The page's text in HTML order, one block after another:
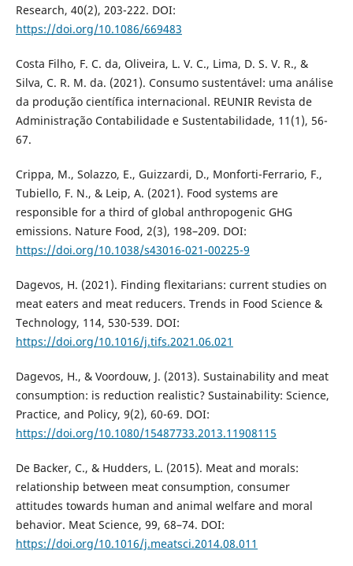
Research, 40(2), 203-222. DOI:
https://doi.org/10.1086/669483
Costa Filho, F. C. da, Oliveira, L. V. C., Lima, D. S. V. R., &
Silva, C. R. M. da. (2021). Consumo sustentável: uma análise
da produção científica internacional. REUNIR Revista de
Administração Contabilidade e Sustentabilidade, 11(1), 56-
67.
Crippa, M., Solazzo, E., Guizzardi, D., Monforti-Ferrario, F.,
Tubiello, F. N., & Leip, A. (2021). Food systems are
responsible for a third of global anthropogenic GHG
emissions. Nature Food, 2(3), 198–209. DOI:
https://doi.org/10.1038/s43016-021-00225-9
Dagevos, H. (2021). Finding flexitarians: current studies on
meat eaters and meat reducers. Trends in Food Science &
Technology, 114, 530-539. DOI:
https://doi.org/10.1016/j.tifs.2021.06.021
Dagevos, H., & Voordouw, J. (2013). Sustainability and meat
consumption: is reduction realistic? Sustainability: Science,
Practice, and Policy, 9(2), 60-69. DOI:
https://doi.org/10.1080/15487733.2013.11908115
De Backer, C., & Hudders, L. (2015). Meat and morals:
relationship between meat consumption, consumer
attitudes towards human and animal welfare and moral
behavior. Meat Science, 99, 68–74. DOI:
https://doi.org/10.1016/j.meatsci.2014.08.011